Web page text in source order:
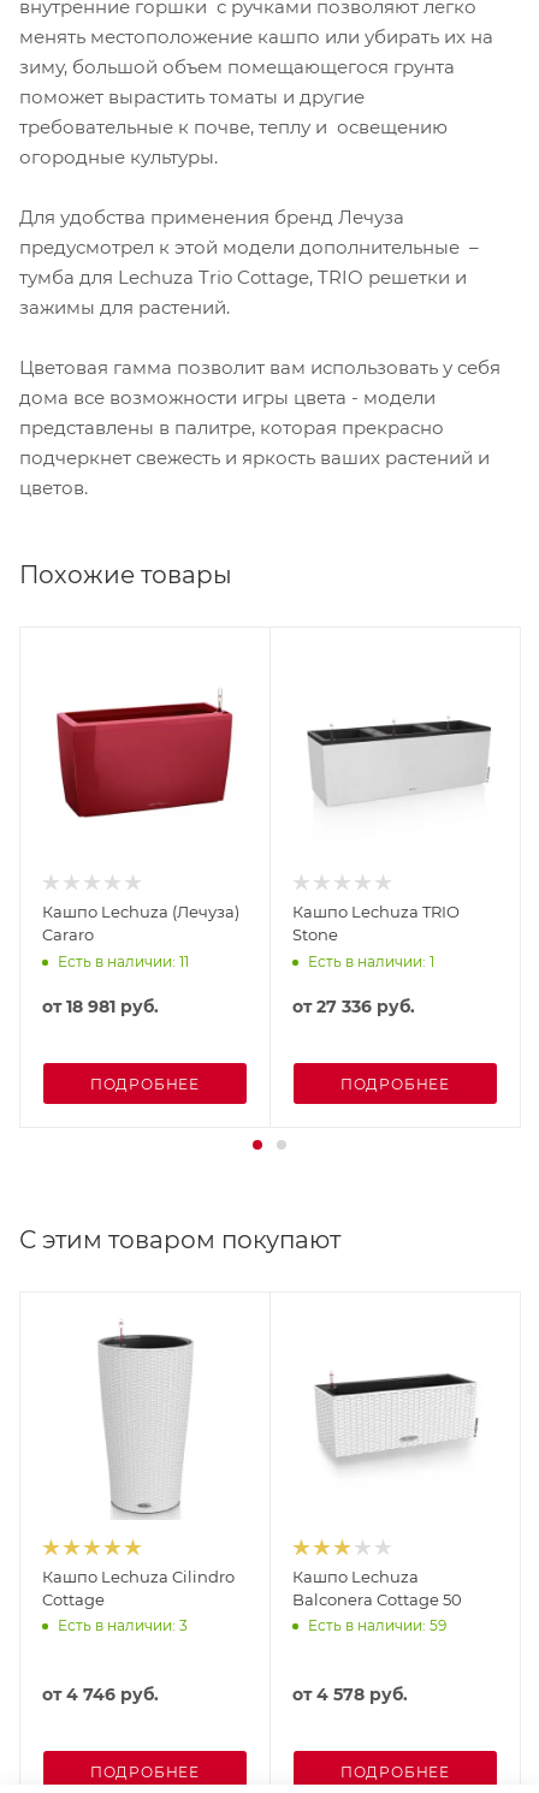
внутренние горшки с ручками позволяют легко
менять местоположение кашпо или убирать их на
зиму, большой объем помещающегося грунта
поможет вырастить томаты и другие
требовательные к почве, теплу и освещению
огородные культуры.
Для удобства применения бренд Лечуза
предусмотрел к этой модели дополнительные –
тумба для Lechuza Trio Cottage, TRIO решетки и
зажимы для растений.
Цветовая гамма позволит вам использовать у себя
дома все возможности игры цвета - модели
представлены в палитре, которая прекрасно
подчеркнет свежесть и яркость ваших растений и
цветов.
Похожие товары
Кашпо Lechuza (Лечуза)
Cararo
Есть в наличии: 11
от18 981 руб.
ПОДРОБНЕЕ
Кашпо Lechuza TRIO
Stone
Есть в наличии: 1
от27 336 руб.
ПОДРОБНЕЕ
С этим товаром покупают
Кашпо Lechuza Cilindro
Cottage
Есть в наличии: 3
от4 746 руб.
ПОДРОБНЕЕ
Кашпо Lechuza
Balconera Cottage 50
Есть в наличии: 59
от4 578 руб.
ПОДРОБНЕЕ